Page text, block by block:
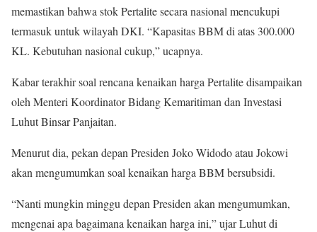
memastikan bahwa stok Pertalite secara nasional mencukupi
termasuk untuk wilayah DKI. “Kapasitas BBM di atas 300.000
KL. Kebutuhan nasional cukup,” ucapnya.
Kabar terakhir soal rencana kenaikan harga Pertalite disampaikan
oleh Menteri Koordinator Bidang Kemaritiman dan Investasi
Luhut Binsar Panjaitan.
Menurut dia, pekan depan Presiden Joko Widodo atau Jokowi
akan mengumumkan soal kenaikan harga BBM bersubsidi.
“Nanti mungkin minggu depan Presiden akan mengumumkan,
mengenai apa bagaimana kenaikan harga ini,” ujar Luhut di